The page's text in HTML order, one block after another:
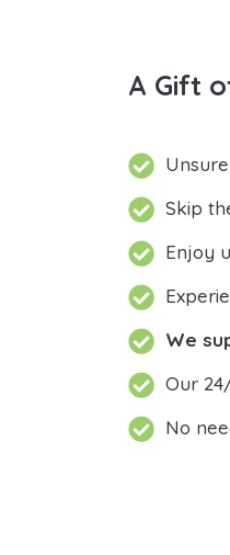
A Gift
Skip
Enjoy
We
Our
No